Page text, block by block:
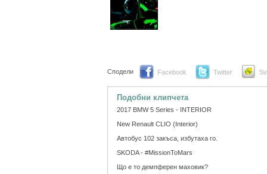
Сподели Facebook Twitter
Подобни клипчета
2017 BMW 5 Series - INTERIOR
New Renault CLIO (Interior)
Автобус 102 закъса, избутаха го.
SKODA - #MissionToMars
Що е то демпферен маховик?